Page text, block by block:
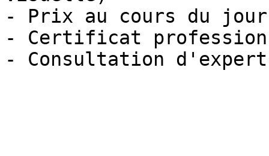
- Prix au cours du jour
- Certificat
- Consultation